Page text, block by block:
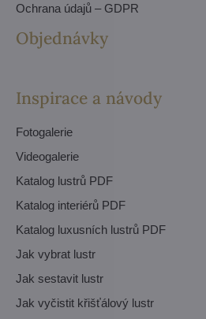
Ochrana údajů – GDPR
Objednávky
Inspirace a návody
Fotogalerie
Videogalerie
Katalog lustrů PDF
Katalog interiérů PDF
Katalog luxusních lustrů PDF
Jak vybrat lustr
Jak sestavit lustr
Jak vyčistit křišťálový lustr